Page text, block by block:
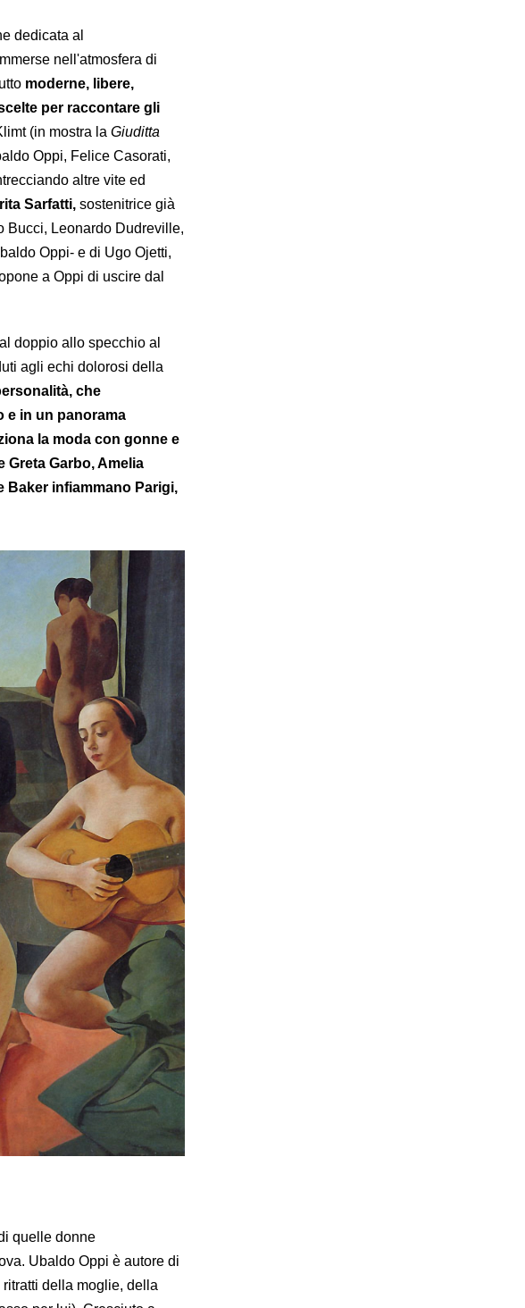
dedicata al
nell'atmosfera di
moderne, libere,
per raccontare gli
(in mostra la Giuditta
Oppi, Felice Casorati,
altre vite ed
Sarfatti, sostenitrice già
Bucci, Leonardo Dudreville,
Oppi- e di Ugo Ojetti,
a Oppi di uscire dal
doppio allo specchio al
agli echi dolorosi della
che
e in un panorama
la moda con gonne e
Garbo, Amelia
Baker infiammano Parigi,
quelle donne
Ubaldo Oppi è autore di
della moglie, della